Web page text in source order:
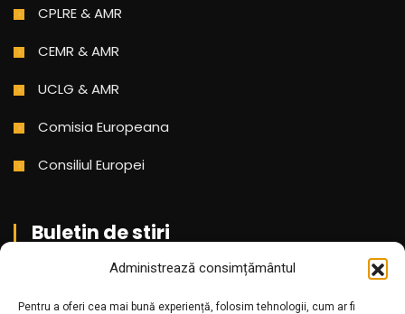
Administrează consimțământul
Pentru a oferi cea mai bună experiență, folosim tehnologii, cum ar fi
CPLRE & AMR
CEMR & AMR
UCLG & AMR
Comisia Europeana
Consiliul Europei
Buletin de stiri
Aboneaza-te pentru a primi cele mai noi stiri din partea
noastra!